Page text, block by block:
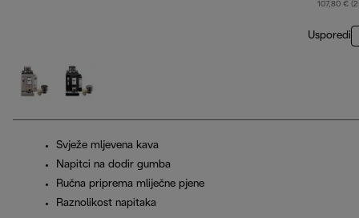
107,80 €
Usporedi
Svježe mljevena kava
Napitci na dodir gumba
Ručna priprema mliječne pjene
Raznolikost napitaka